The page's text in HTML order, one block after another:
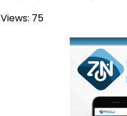
Views: 75